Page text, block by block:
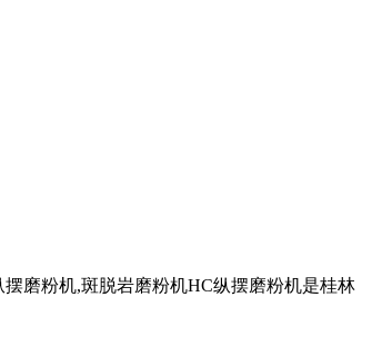
磨粉机,斑脱岩磨粉机HC纵摆磨粉机是桂林